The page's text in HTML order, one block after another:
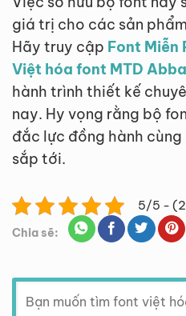
giá trị cho các sản
Hãy truy cập Font Miễn
Việt hóa font MTD
hành trình thiết kế
nay. Hy vọng rằng bộ
đắc lực đồng hành
sắp tới.
5/5 - (2
Chia sẽ:
Tìm
kiếm: